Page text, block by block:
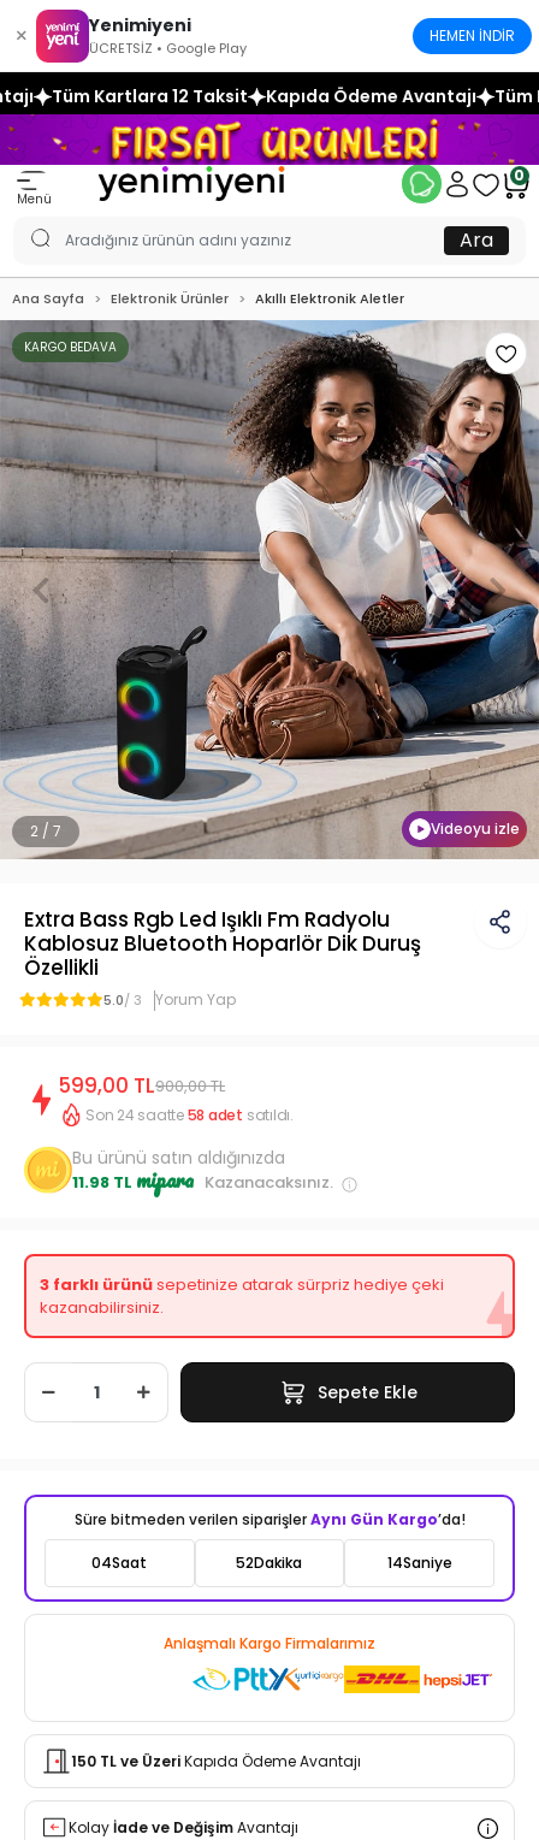
× Yenimiyeni
ÜCRETSİZ • Google Play
HEMEN İNDİR
Taksit Kapıda Ödeme Avantajı Tüm Kartlara 12 Taksit
Menü
0
Ara
Ana Sayfa Elektronik Ürünler Akıllı Elektronik Aletler
2 / 7
KARGO BEDAVA
Videoyu izle
Extra Bass Rgb Led Işıklı Fm Radyolu
Kablosuz Bluetooth Hoparlör Dik Duruş
Özellikli
5.0/ 3 Yorum Yap
599,00 TL900,00 TL
Son 24 saatte58 adet satıldı.
Bu ürünü satın aldığınızda
11.98 TL mipara Kazanacaksınız.
3 farklı ürünüsepetinize atarak sürpriz hediye çeki
kazanabilirsiniz.
Sepete Ekle
Süre bitmeden verilen siparişlerAynı Gün Kargo’da!
04Saat 52Dakika 12Saniye
Anlaşmalı Kargo Firmalarımız
150 TL ve ÜzeriKapıda Ödeme Avantajı
Kolayİade ve DeğişimAvantajı